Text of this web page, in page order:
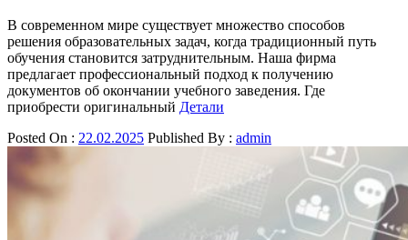
В современном мире существует множество способов
решения образовательных задач, когда традиционный путь
обучения становится затруднительным. Наша фирма
предлагает профессиональный подход к получению
документов об окончании учебного заведения. Где
приобрести оригинальный Детали
Posted On : 22.02.2025 Published By : admin